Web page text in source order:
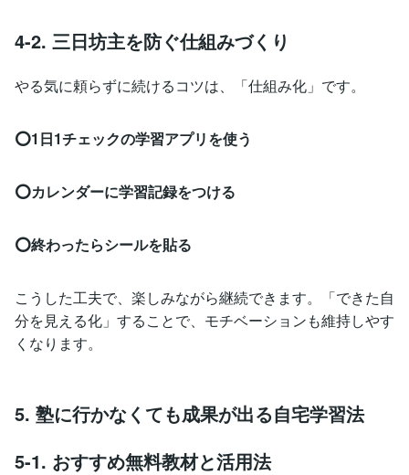
4-2. 三日坊主を防ぐ仕組みづくり
やる気に頼らずに続けるコツは、「仕組み化」です。
⭕️1日1チェックの学習アプリを使う
⭕️カレンダーに学習記録をつける
⭕️終わったらシールを貼る
こうした工夫で、楽しみながら継続できます。「できた自
分を見える化」することで、モチベーションも維持しやす
くなります。
5. 塾に行かなくても成果が出る自宅学習法
5-1. おすすめ無料教材と活用法